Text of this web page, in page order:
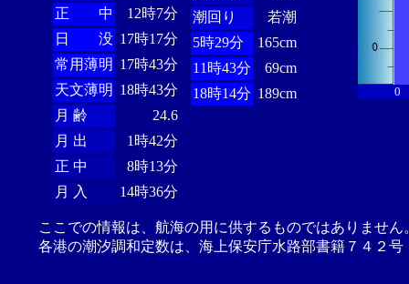
正 中
12時7分
日 没 17時17分
常用薄明 17時43分
天文薄明 18時43分
月 齢
24.6
月 出
1時42分
正 中
8時13分
月 入
14時36分
潮回り
若潮
5時29分
165cm
11時43分
69cm
18時14分 189cm 0
ここでの情報は、航海の用に供するものではありませ
各港の潮汐調和定数は、海上保安庁水路部書籍７４２